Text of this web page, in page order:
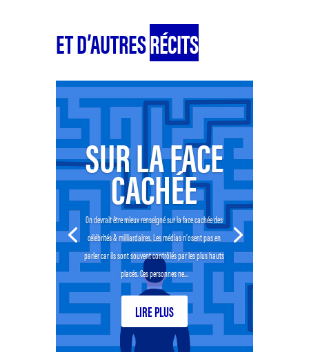
ET D’AUTRESRÉCITS
SUR LA FACE
CACHÉE
On devrait être mieux renseigné sur la face cachée des
célébrités & milliardaires. Les médias n’osent pas en
parler car ils sont souvent contrôlés par les plus hauts
placés. Ces personnes ne...
LIRE PLUS